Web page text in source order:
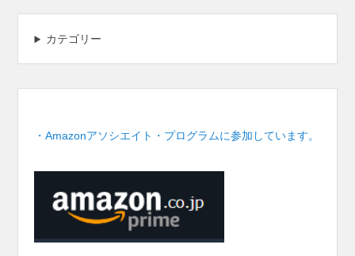
カテゴリー
・Amazonアソシエイト・プログラムに参加しています。